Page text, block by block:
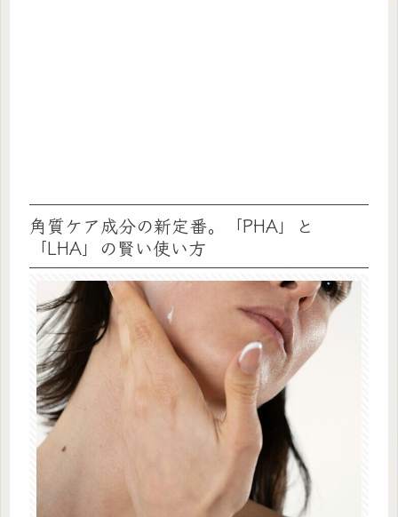
角質ケア成分の新定番。「PHA」と
「LHA」の賢い使い方